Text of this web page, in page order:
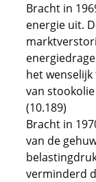
Bracht in
energie uit.
het
van
(10.189)
Bracht in
van de
verminderd